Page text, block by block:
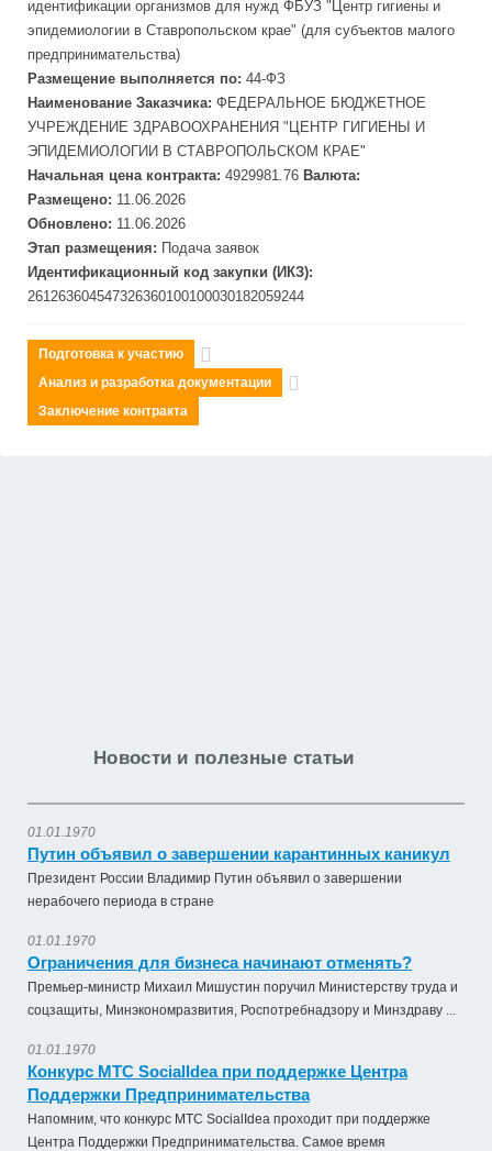
идентификации организмов для нужд ФБУЗ "Центр гигиены и
эпидемиологии в Ставропольском крае" (для субъектов малого
предпринимательства)
Размещение выполняется по: 44-ФЗ
Наименование Заказчика: ФЕДЕРАЛЬНОЕ БЮДЖЕТНОЕ
УЧРЕЖДЕНИЕ ЗДРАВООХРАНЕНИЯ "ЦЕНТР ГИГИЕНЫ И
ЭПИДЕМИОЛОГИИ В СТАВРОПОЛЬСКОМ КРАЕ"
Начальная цена контракта: 4929981.76 Валюта:
Размещено: 11.06.2026
Обновлено: 11.06.2026
Этап размещения: Подача заявок
Идентификационный код закупки (ИКЗ):
261263604547326360100100030182059244
Подготовка к участию
Анализ и разработка документации
Заключение контракта
Новости и полезные статьи
01.01.1970
Путин объявил о завершении карантинных каникул
Президент России Владимир Путин объявил о завершении
нерабочего периода в стране
01.01.1970
Ограничения для бизнеса начинают отменять?
Премьер-министр Михаил Мишустин поручил Министерству труда и
соцзащиты, Минэкономразвития, Роспотребнадзору и Минздраву ...
01.01.1970
Конкурс МТС SocialIdea при поддержке Центра
Поддержки Предпринимательства
Напомним, что конкурс МТС SocialIdea проходит при поддержке
Центра Поддержки Предпринимательства. Самое время